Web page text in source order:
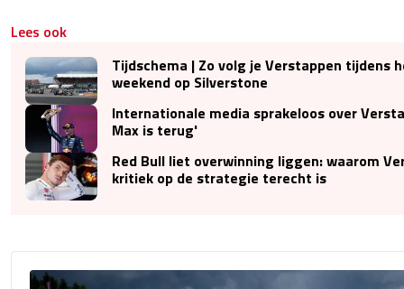
Lees ook
Tijdschema | Zo volg je Verstappen tijdens
weekend op Silverstone
Internationale media sprakeloos over
Max is terug'
Red Bull liet overwinning liggen: waarom
kritiek op de strategie terecht is